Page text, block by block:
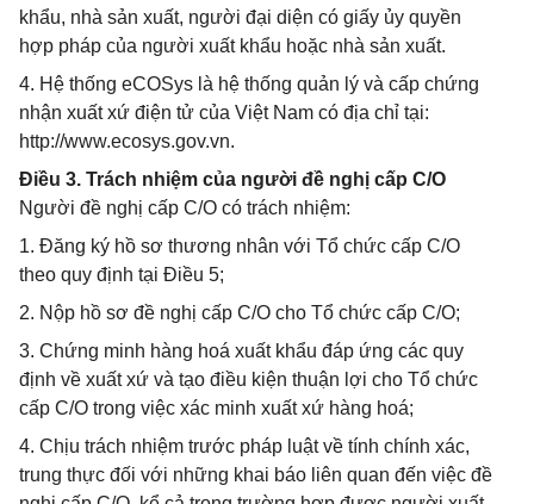
khẩu, nhà sản xuất, người đại diện có giấy ủy quyền
hợp pháp của người xuất khẩu hoặc nhà sản xuất.
4. Hệ thống eCOSys là hệ thống quản lý và cấp chứng
nhận xuất xứ điện tử của Việt Nam có địa chỉ tại:
http://www.ecosys.gov.vn.
Điều 3. Trách nhiệm của người đề nghị cấp C/O
Người đề nghị cấp C/O có trách nhiệm:
1. Đăng ký hồ sơ thương nhân với Tổ chức cấp C/O
theo quy định tại Điều 5;
2. Nộp hồ sơ đề nghị cấp C/O cho Tổ chức cấp C/O;
3. Chứng minh hàng hoá xuất khẩu đáp ứng các quy
định về xuất xứ và tạo điều kiện thuận lợi cho Tổ chức
cấp C/O trong việc xác minh xuất xứ hàng hoá;
4. Chịu trách nhiệm trước pháp luật về tính chính xác,
trung thực đối với những khai báo liên quan đến việc đề